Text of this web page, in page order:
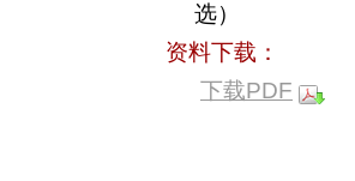
选）
资料下载：
下载PDF